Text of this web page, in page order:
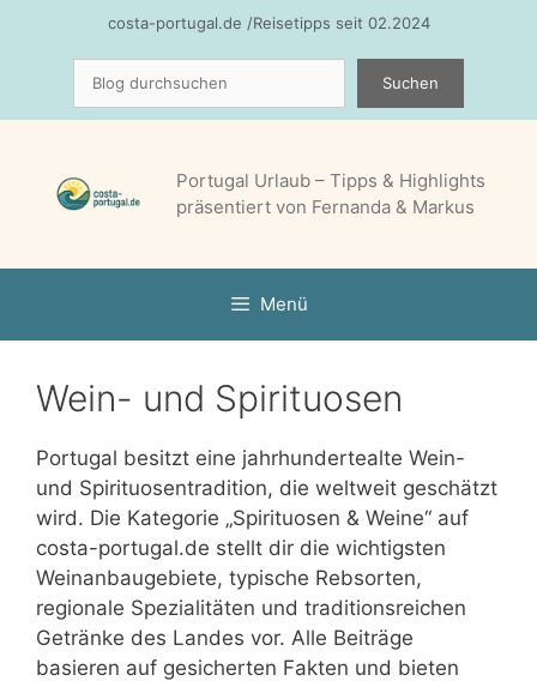
costa-portugal.de /Reisetipps seit 02.2024
Suchen
Portugal Urlaub – Tipps & Highlights
präsentiert von Fernanda & Markus
Menü
Wein- und Spirituosen
Portugal besitzt eine jahrhundertealte Wein-
und Spirituosentradition, die weltweit geschätzt
wird. Die Kategorie „Spirituosen & Weine“ auf
costa-portugal.de stellt dir die wichtigsten
Weinanbaugebiete, typische Rebsorten,
regionale Spezialitäten und traditionsreichen
Getränke des Landes vor. Alle Beiträge
basieren auf gesicherten Fakten und bieten